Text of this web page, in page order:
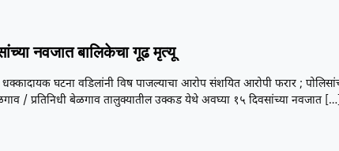
नवजात बालिकेचा गूढ मृत्यू
घटना वडिलांनी विष पाजल्याचा आरोप संशयित आरोपी फरार ;
/ प्रतिनिधी बेळगाव तालुक्यातील उक्कड येथे अवघ्या १५ दिवसांच्या नवजात